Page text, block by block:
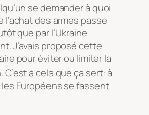
se demander à quoi
l’achat des armes passe
que par l’Ukraine
J’avais proposé cette
pour éviter ou limiter la
. C’est à cela que ça sert: à
Européens se fassent